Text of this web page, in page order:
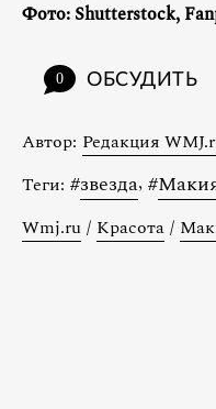
Фото: Shutterstock,
0 ОБСУДИТЬ
Автор: Редакция
Теги: #звезда, #
Wmj.ru / Красота /